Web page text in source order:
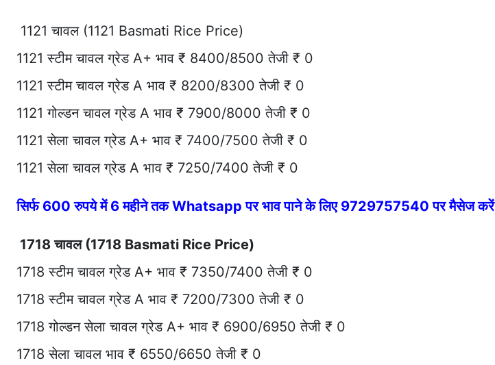
1121 चावल (1121 Basmati Rice Price)
1121 स्टीम चावल ग्रेड A+ भाव ₹ 8400/8500 तेजी ₹ 0
1121 स्टीम चावल ग्रेड A भाव ₹ 8200/8300 तेजी ₹ 0
1121 गोल्डन चावल ग्रेड A भाव ₹ 7900/8000 तेजी ₹ 0
1121 सेला चावल ग्रेड A+ भाव ₹ 7400/7500 तेजी ₹ 0
1121 सेला चावल ग्रेड A भाव ₹ 7250/7400 तेजी ₹ 0
सिर्फ 600 रुपये में 6 महीने तक Whatsapp पर भाव पाने के लिए 9729757540 पर मैसेज करें
1718 चावल (1718 Basmati Rice Price)
1718 स्टीम चावल ग्रेड A+ भाव ₹ 7350/7400 तेजी ₹ 0
1718 स्टीम चावल ग्रेड A भाव ₹ 7200/7300 तेजी ₹ 0
1718 गोल्डन सेला चावल ग्रेड A+ भाव ₹ 6900/6950 तेजी ₹ 0
1718 सेला चावल भाव ₹ 6550/6650 तेजी ₹ 0